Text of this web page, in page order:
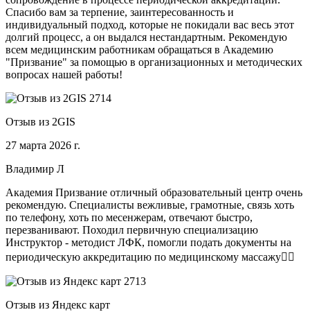
Спасибо вам за терпение, заинтересованность и
индивидуальный подход, которые не покидали вас весь этот
долгий процесс, а он выдался нестандартным. Рекомендую
всем медицинским работникам обращаться в Академию
"Призвание" за помощью в организационных и методических
вопросах нашей работы!
Отзыв из 2GIS
27 марта 2026 г.
Владимир Л
Академия Призвание отличный образовательный центр очень
рекомендую. Специалисты вежливые, грамотные, связь хоть
по телефону, хоть по месенжерам, отвечают быстро,
перезванивают. Походил первичную специализацию
Инструктор - методист ЛФК, помогли подать документы на
периодическую аккредитацию по медицинскому массажу🧑‍⚕️
Отзыв из Яндекс карт